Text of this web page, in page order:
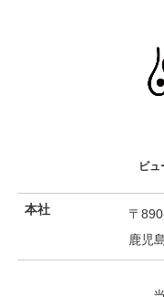
ビ
本社
〒
鹿児